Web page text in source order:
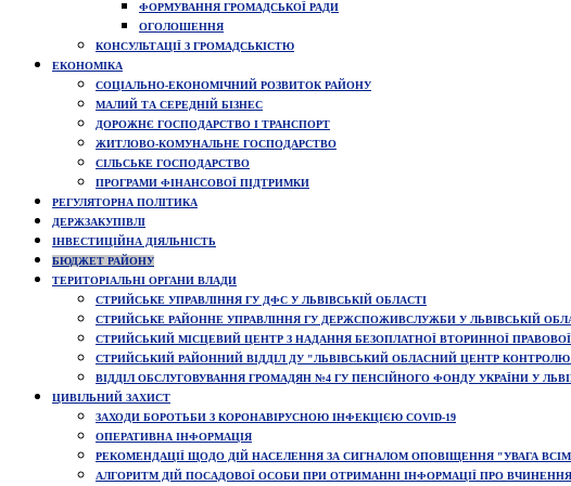
ФОРМУВАННЯ ГРОМАДСЬКОЇ РАДИ
ОГОЛОШЕННЯ
КОНСУЛЬТАЦІЇ З ГРОМАДСЬКІСТЮ
ЕКОНОМІКА
СОЦІАЛЬНО-ЕКОНОМІЧНИЙ РОЗВИТОК РАЙОНУ
МАЛИЙ ТА СЕРЕДНІЙ БІЗНЕС
ДОРОЖНЄ ГОСПОДАРСТВО І ТРАНСПОРТ
ЖИТЛОВО-КОМУНАЛЬНЕ ГОСПОДАРСТВО
СІЛЬСЬКЕ ГОСПОДАРСТВО
ПРОГРАМИ ФІНАНСОВОЇ ПІДТРИМКИ
РЕГУЛЯТОРНА ПОЛІТИКА
ДЕРЖЗАКУПІВЛІ
ІНВЕСТИЦІЙНА ДІЯЛЬНІСТЬ
БЮДЖЕТ РАЙОНУ
ТЕРИТОРІАЛЬНІ ОРГАНИ ВЛАДИ
СТРИЙСЬКЕ УПРАВЛІННЯ ГУ ДФС У ЛЬВІВСЬКІЙ ОБЛАСТІ
СТРИЙСЬКЕ РАЙОННЕ УПРАВЛІННЯ ГУ ДЕРЖСПОЖИВСЛУЖБИ У ЛЬВІВСЬКІЙ
СТРИЙСЬКИЙ МІСЦЕВИЙ ЦЕНТР З НАДАННЯ БЕЗОПЛАТНОЇ ВТОРИННОЇ
СТРИЙСЬКИЙ РАЙОННИЙ ВІДДІЛ ДУ "ЛЬВІВСЬКИЙ ОБЛАСНИЙ ЦЕНТР
ВІДДІЛ ОБСЛУГОВУВАННЯ ГРОМАДЯН №4 ГУ ПЕНСІЙНОГО ФОНДУ УКРАЇНИ У
ЦИВІЛЬНИЙ ЗАХИСТ
ЗАХОДИ БОРОТЬБИ З КОРОНАВІРУСНОЮ ІНФЕКЦІЄЮ COVID-19
ОПЕРАТИВНА ІНФОРМАЦІЯ
РЕКОМЕНДАЦІЇ ЩОДО ДІЙ НАСЕЛЕННЯ ЗА СИГНАЛОМ ОПОВІЩЕННЯ "УВАГА
АЛГОРИТМ ДІЙ ПОСАДОВОЇ ОСОБИ ПРИ ОТРИМАННІ ІНФОРМАЦІЇ ПРО